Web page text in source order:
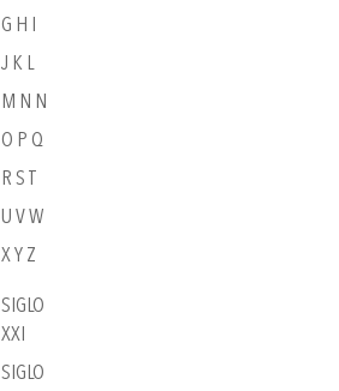
G H I
J K L
M N N
O P Q
R S T
U V W
X Y Z
SIGLO
XXI
SIGLO